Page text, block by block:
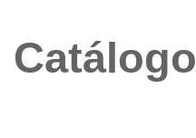
Catálogo